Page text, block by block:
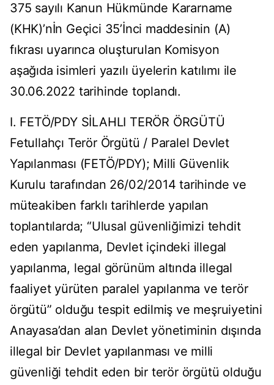
375 sayılı Kanun Hükmünde Kararname
(KHK)’nİn Geçici 35’İnci maddesinin (A)
fıkrası uyarınca oluşturulan Komisyon
aşağıda isimleri yazılı üyelerin katılımı ile
30.06.2022 tarihinde toplandı.
I. FETÖ/PDY SİLAHLI TERÖR ÖRGÜTÜ
Fetullahçı Terör Örgütü / Paralel Devlet
Yapılanması (FETÖ/PDY); Milli Güvenlik
Kurulu tarafından 26/02/2014 tarihinde ve
müteakiben farklı tarihlerde yapılan
toplantılarda; “Ulusal güvenliğimizi tehdit
eden yapılanma, Devlet içindeki illegal
yapılanma, legal görünüm altında illegal
faaliyet yürüten paralel yapılanma ve terör
örgütü” olduğu tespit edilmiş ve meşruiyetini
Anayasa’dan alan Devlet yönetiminin dışında
illegal bir Devlet yapılanması ve milli
güvenliği tehdit eden bir terör örgütü olduğu